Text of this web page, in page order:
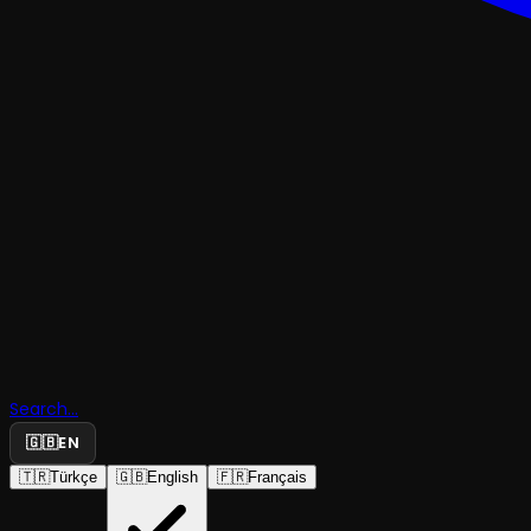
Search...
🇬🇧EN
🇹🇷Türkçe 🇬🇧English 🇫🇷Français
Don